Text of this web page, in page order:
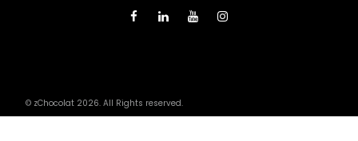
© zChocolat 2026. All Rights reserved.